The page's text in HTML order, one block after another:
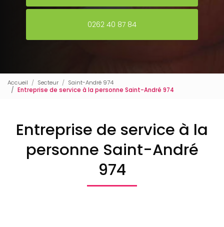
0262 40 87 84
Accueil Secteur
Saint-André 974
Entreprise de service à la personne Saint-André 974
Entreprise de service à la
personne Saint-André
974